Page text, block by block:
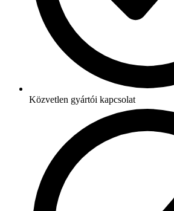
Közvetlen gyártói kapcsolat